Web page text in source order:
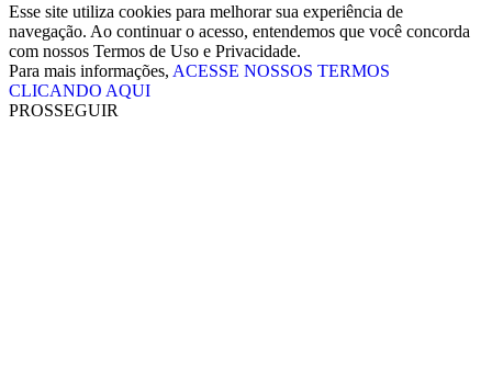
Esse site utiliza cookies para melhorar sua experiência de
navegação. Ao continuar o acesso, entendemos que você concorda
com nossos Termos de Uso e Privacidade.
Para mais informações, ACESSE NOSSOS TERMOS
CLICANDO AQUI
PROSSEGUIR